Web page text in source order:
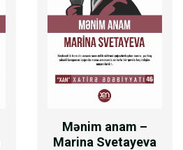
Mənim anam –
Marina Svetayeva